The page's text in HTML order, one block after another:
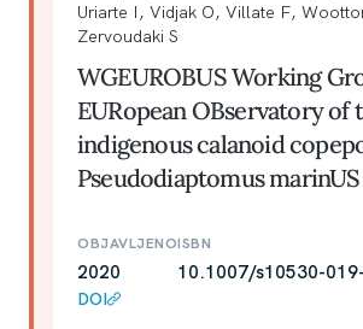
Uriarte I, Vidjak O, Villate F,
Zervoudaki S
WGEUROBUS Working
EURopean OBservatory of
indigenous calanoid
Pseudodiaptomus marinUS
OBJAVLJENO
2020
DOI
ISBN
10.1007/s10530-